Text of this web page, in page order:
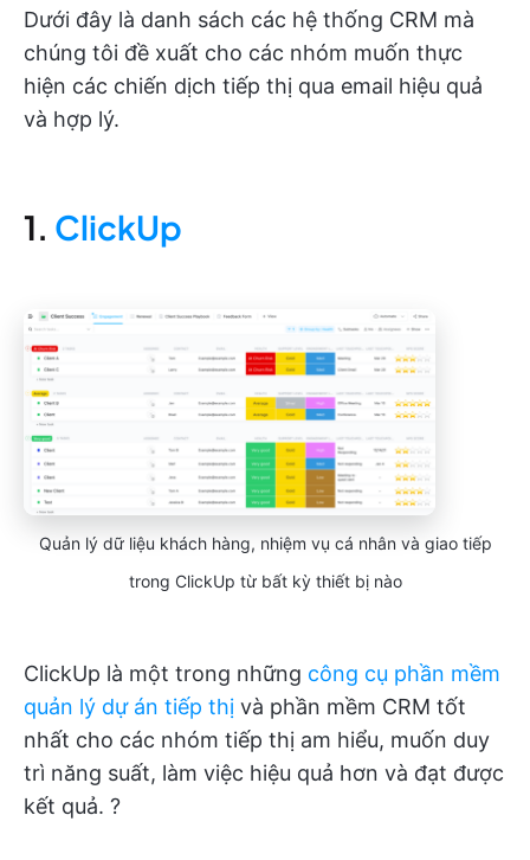
Dưới đây là danh sách các hệ thống CRM mà
chúng tôi đề xuất cho các nhóm muốn thực
hiện các chiến dịch tiếp thị qua email hiệu quả
và hợp lý.
1. ClickUp
Quản lý dữ liệu khách hàng, nhiệm vụ cá nhân và giao tiếp
trong ClickUp từ bất kỳ thiết bị nào
ClickUp là một trong những công cụ phần mềm
quản lý dự án tiếp thị và phần mềm CRM tốt
nhất cho các nhóm tiếp thị am hiểu, muốn duy
trì năng suất, làm việc hiệu quả hơn và đạt được
kết quả. ?